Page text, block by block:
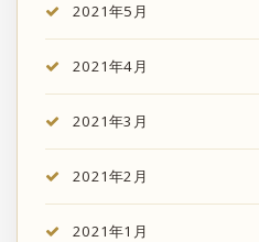
2021年5月
2021年4月
2021年3月
2021年2月
2021年1月